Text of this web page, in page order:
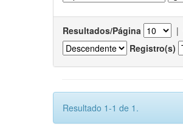
Resultados/Página |
Registro(s)
Resultado 1-1 de 1.